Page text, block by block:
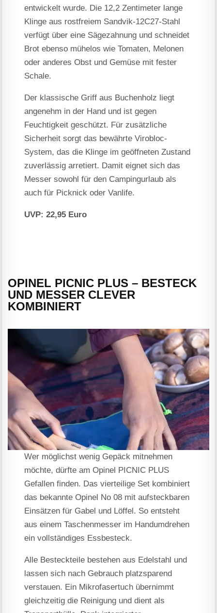
entwickelt wurde. Die 12,2 Zentimeter lange
Klinge aus rostfreiem Sandvik-12C27-Stahl
verfügt über eine Sägezahnung und schneidet
Brot ebenso mühelos wie Tomaten, Melonen
oder anderes Obst und Gemüse mit fester
Schale.
Der klassische Griff aus Buchenholz liegt
angenehm in der Hand und ist gegen
Feuchtigkeit geschützt. Für zusätzliche
Sicherheit sorgt das bewährte Virobloc-
System, das die Klinge im geöffneten Zustand
zuverlässig arretiert. Damit eignet sich das
Messer sowohl für den Campingurlaub als
auch für Picknick oder Vanlife.
UVP: 22,95 Euro
OPINEL PICNIC PLUS – BESTECK
UND MESSER CLEVER
KOMBINIERT
Wer möglichst wenig Gepäck mitnehmen
möchte, dürfte am Opinel PICNIC PLUS
Gefallen finden. Das vierteilige Set kombiniert
das bekannte Opinel No 08 mit aufsteckbaren
Einsätzen für Gabel und Löffel. So entsteht
aus einem Taschenmesser im Handumdrehen
ein vollständiges Essbesteck.
Alle Besteckteile bestehen aus Edelstahl und
lassen sich nach Gebrauch platzsparend
verstauen. Ein Mikrofasertuch übernimmt
gleichzeitig die Reinigung und dient als